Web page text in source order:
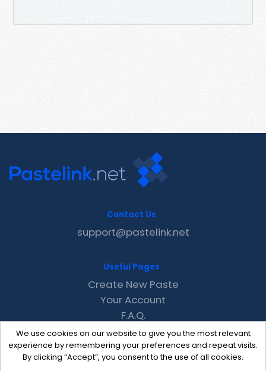
We use cookies on our website to give you the most relevant
experience by remembering your preferences and repeat visits.
By clicking “Accept”, you consent to the use of all cookies.
Contact Us
support@pastelink.net
Useful Pages
Create New Paste
Your Account
F.A.Q.
Recent
Contact